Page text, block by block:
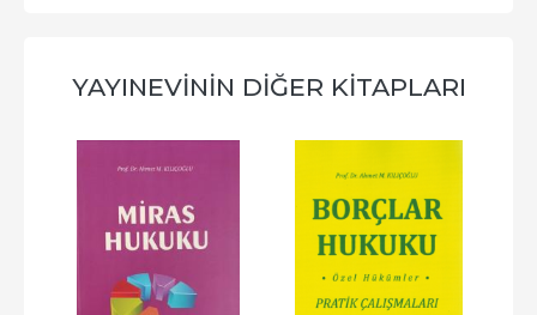
YAYINEVININ DIĞER KITAPLARI